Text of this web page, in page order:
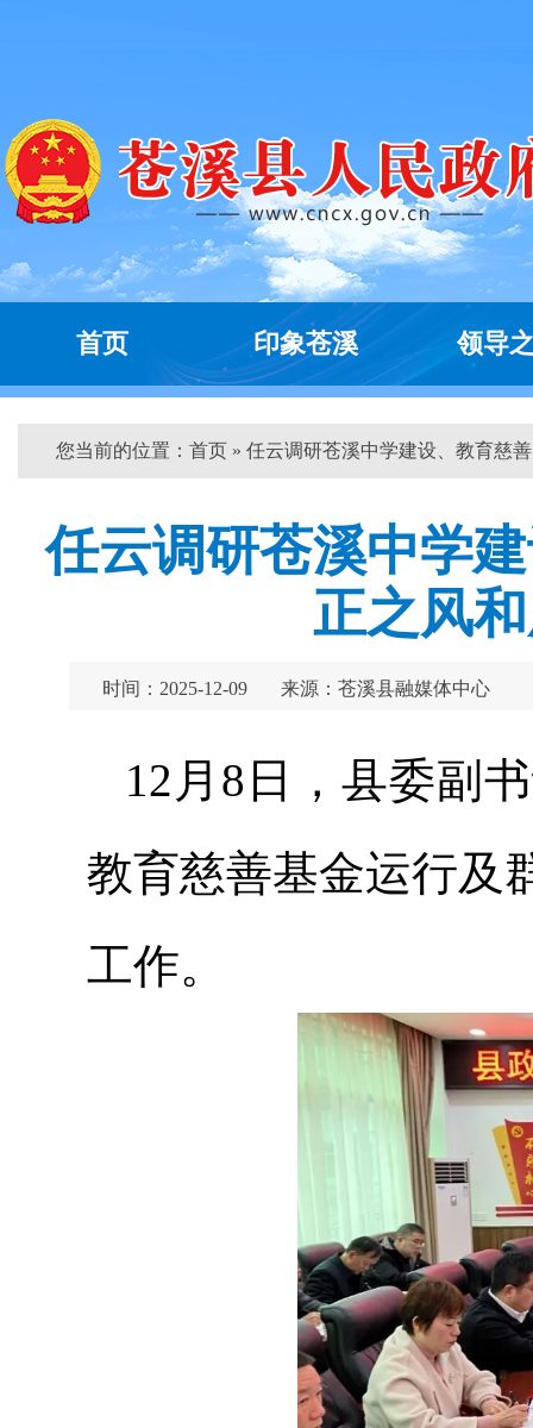
首页 印象苍溪 领导
您当前的位置： 首页 » 任云调研苍溪中学建设、教育慈
任云调研苍溪中学
正之风
时间：2025-12-09 来源：苍溪县融媒体中心
12月8日，县委副
教育慈善基金运行及
工作。